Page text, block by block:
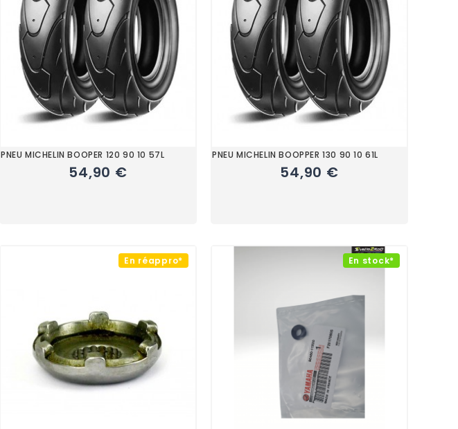
PNEU MICHELIN BOOPER 120 90 10 57L
54,90 €
PNEU MICHELIN BOOPPER 130 90 10 61L
54,90 €
En réappro* En stock*